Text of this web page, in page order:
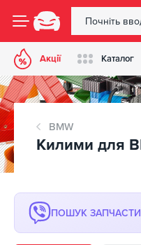
Акції Каталог
BMW
Килими для
ПОШУК